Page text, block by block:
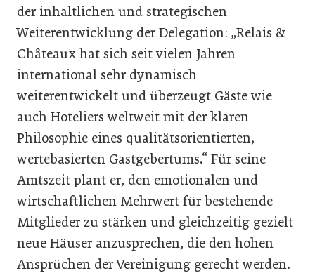
der inhaltlichen und strategischen
Weiterentwicklung der Delegation: „Relais &
Châteaux hat sich seit vielen Jahren
international sehr dynamisch
weiterentwickelt und überzeugt Gäste wie
auch Hoteliers weltweit mit der klaren
Philosophie eines qualitätsorientierten,
wertebasierten Gastgebertums.“ Für seine
Amtszeit plant er, den emotionalen und
wirtschaftlichen Mehrwert für bestehende
Mitglieder zu stärken und gleichzeitig gezielt
neue Häuser anzusprechen, die den hohen
Ansprüchen der Vereinigung gerecht werden.